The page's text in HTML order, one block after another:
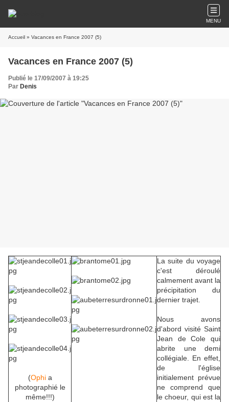
MENU
Accueil » Vacances en France 2007 (5)
Vacances en France 2007 (5)
Publié le 17/09/2007 à 19:25
Par Denis
(Ophia
photographié le
même!!!)
La suite du voyage
c'est déroulé
calmement avant la
précipitation du
dernier trajet.
Nous avons
d'abord visité Saint
Jean de Cole qui
abrite une demi
collégiale. En effet,
de l'église
initialement prévue
ne comprend que
le choeur, qui est la